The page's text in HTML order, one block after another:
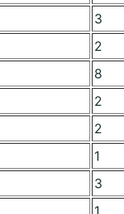
3
2
8
2
2
1
3
1